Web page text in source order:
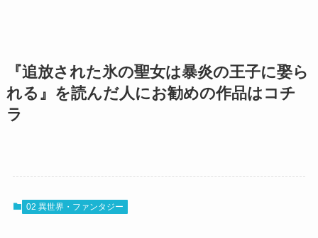
『追放された氷の聖女は暴炎の王子に娶ら
れる』を読んだ人にお勧めの作品はコチ
ラ
02 異世界・ファンタジー